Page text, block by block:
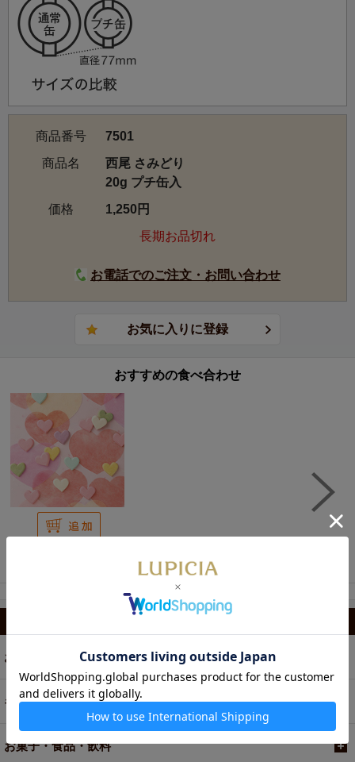
な方にもおすすめできる逸品です。
（製法）
近年、製菓用や輸出用の比較的価格の安い抹茶が生産量を
伸ばしていますが、長い伝統を誇る手摘み・石臼挽きの上
えがたいものがあります。
手間暇かけた覆い下栽培（※）と肥培管理、一つ一つ丁寧
は、香りが圧倒的に甘く濃厚で味わいには長い余韻と奥行
機械で粉砕した抹茶や、日本以外の国で作られたものとは
など海外でも認識され、ブームを巻き起こしつつありま
生産量トップの京都府の抹茶は、古くからの抹茶用品種の
栽培が盛んで、抹茶特有の甘い香りが最も強く、甘みに厚
みがあるところに特徴があらわれています。
生産家や製法によるバリエーションが最も多彩です。
生産量第二位の愛知県（西尾市が中心）の抹茶は、緑色が
鮮やかで味わいが濃厚でまるみがあるものが多く見られま
す。
押しなべて栽培技術レベルが高く特定の用途向けに契約栽
培をしている農家が多いのが特徴です。
生産量第三位の静岡県（岡部・天竜）は、日本緑茶の最大
産地らしく、その代名詞といえるやぶきたを使った抹茶が
主流です。
標高の高い地域で作られており、香り立ちが良く爽やかな
のと、甘過ぎない適度な渋みがすっと味わいを引き締める
点が特徴です。
※覆い下栽培
日射光を遮って新芽を生育させる栽培法。
商品番号
7501
商品名
西尾 さみどり
20g プチ缶入
価格
1,250円
長期お品切れ
お電話でのご注文・お問い合わせ
おすすめの食べ合わせ
お茶
ギフト
お菓子・食品・飲料